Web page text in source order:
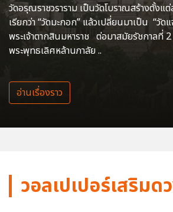
วัดอรุณราชวราราม เป็นวัดโบราณสร้างตั้งแ
เรียกว่า “วัดมะกอก” แล้วเปลี่ยนมาเป็น “วัด
พระเจ้าตากสินมหาราช ต่อมาสมัยรัชกาลที่ 2
พระพุทธเลิศหล้านภาลัย ..
อ่านเรื่องราว
วอลเปเปอร์เสริมด